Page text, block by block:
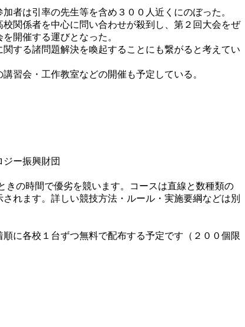
者は引率の先生等を含め３００人近くにのぼった。
関係者を中心に問い合わせが殺到し、第２回大会をぜ
開催する運びとなった。
する諸問題解決を喚起することにも繋がると考えてい
習会・工作教室などの開催も予定している。
ー振興財団
の時間で優劣を競います。コースは直線と数種類の
れます。詳しい競技方法・ルール・実施要綱などは別
に各校１台ずつ無料で配布する予定です（２００個限